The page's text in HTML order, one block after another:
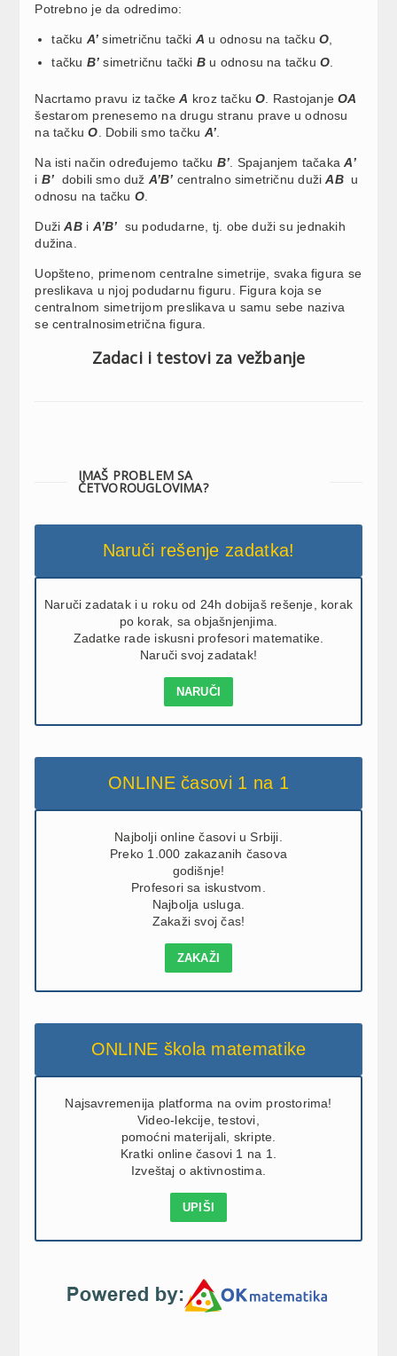
Potrebno je da odredimo:
tačku A’ simetričnu tački A u odnosu na tačkuO
tačku B’ simetričnu tački B u odnosu na tačkuO
Nacrtamo pravu iz tačkeA kroz tačkuO . RastojanjeOA
šestarom prenesemo na drugu stranu prave u odnosu
na tačkuO . Dobili smo tačku A’.
Na isti način određujemo tačku B’ . Spajanjem tačakaA’
i B’ dobili smo duž A’B’ centralno simetričnu dužiAB u
odnosu na tačku O
DužiABi A’B’ su podudarne, tj. obe duži su jednakih
dužina.
Uopšteno, primenom centralne simetrije, svaka figura se
preslikava u njoj podudarnu figuru. Figura koja se
centralnom simetrijom preslikava u samu sebe naziva
se centralnosimetrična figura.
Zadaci i testovi za vežbanje
IMAŠ PROBLEM SA
ČETVOROUGLOVIMA?
Naruči rešenje zadatka!
Naruči zadatak i u roku od 24h dobijaš rešenje, korak
po korak, sa objašnjenjima.
Zadatke rade iskusni profesori matematike.
Naruči svoj zadatak!
NARUČI
ONLINE časovi 1 na 1
Najbolji online časovi u Srbiji.
Preko 1.000 zakazanih časova
godišnje!
Profesori sa iskustvom.
Najbolja usluga.
Zakaži svoj čas!
ZAKAŽI
ONLINE škola matematike
Najsavremenija platforma na ovim prostorima!
Video-lekcije, testovi,
pomoćni materijali, skripte.
Kratki online časovi 1 na 1.
Izveštaj o aktivnostima.
UPIŠI